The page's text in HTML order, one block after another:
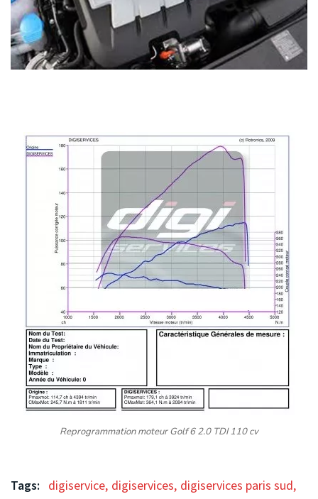
Reprogrammation moteur Golf 6 2.0 TDI 110 cv
Tags: digiservice, digiservices, digiservices paris sud,